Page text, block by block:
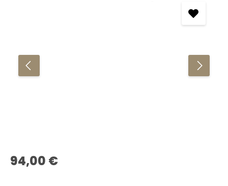
Regulärer Preis:
94,00 €